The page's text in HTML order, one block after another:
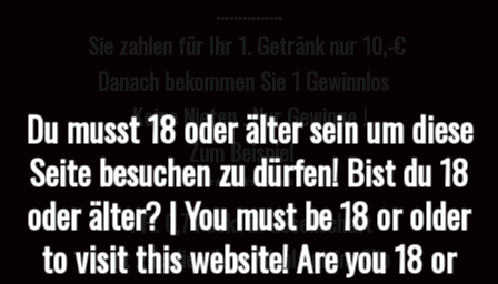
Du musst 18 oder älter sein um diese
Seite besuchen zu dürfen! Bist du 18
oder älter? | You must be 18 or older
to visit this website! Are you 18 or
……………
Sie zahlen für Ihr 1. Getränk nur 10,-€
Danach bekommen Sie 1 Gewinnlos
Keine Nieten . Nur Gewinne !
Zum Beispiel
**********
1 Fl. 0,7 l Sekt in Gesellschaft
mit 2 Ladies ihrer Wahl nur im Slip